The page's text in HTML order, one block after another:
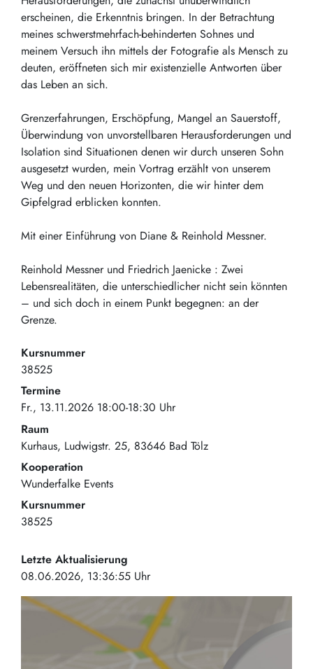
erscheinen, die Erkenntnis bringen. In der Betrachtung
meines schwerstmehrfach-behinderten Sohnes und
meinem Versuch ihn mittels der Fotografie als Mensch zu
deuten, eröffneten sich mir existenzielle Antworten über
das Leben an sich.
Grenzerfahrungen, Erschöpfung, Mangel an Sauerstoff,
Überwindung von unvorstellbaren Herausforderungen und
Isolation sind Situationen denen wir durch unseren Sohn
ausgesetzt wurden, mein Vortrag erzählt von unserem
Weg und den neuen Horizonten, die wir hinter dem
Gipfelgrad erblicken konnten.
Mit einer Einführung von Diane & Reinhold Messner.
Reinhold Messner und Friedrich Jaenicke : Zwei
Lebensrealitäten, die unterschiedlicher nicht sein könnten
– und sich doch in einem Punkt begegnen: an der
Grenze.
Kursnummer
38525
Termine
Fr., 13.11.2026 18:00-18:30 Uhr
Raum
Kurhaus Ludwigstr. 25 83646 Bad Tölz
Kooperation
Wunderfalke Events
Kursnummer
38525
Letzte Aktualisierung
08.06.2026, 13:36:55 Uhr